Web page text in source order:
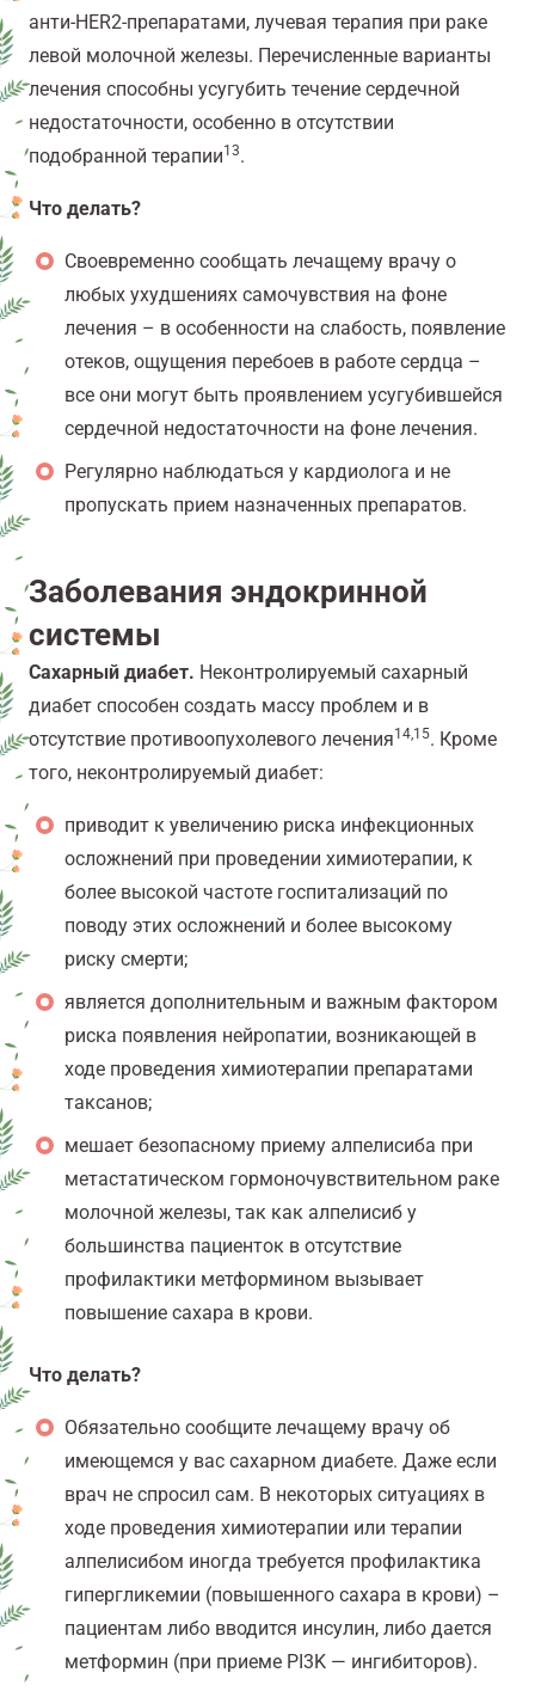
анти-HER2-препаратами, лучевая терапия при раке
левой молочной железы. Перечисленные варианты
лечения способны усугубить течение сердечной
недостаточности, особенно в отсутствии
подобранной терапии13.
Что делать?
Cвоевременно сообщать лечащему врачу о
любых ухудшениях самочувствия на фоне
лечения – в особенности на слабость, появление
отеков, ощущения перебоев в работе сердца –
все они могут быть проявлением усугубившейся
сердечной недостаточности на фоне лечения.
Регулярно наблюдаться у кардиолога и не
пропускать прием назначенных препаратов.
Заболевания эндокринной
системы
Сахарный диабет. Неконтролируемый сахарный
диабет способен создать массу проблем и в
отсутствие противоопухолевого лечения14,15. Кроме
того, неконтролируемый диабет:
приводит к увеличению риска инфекционных
осложнений при проведении химиотерапии, к
более высокой частоте госпитализаций по
поводу этих осложнений и более высокому
риску смерти;
является дополнительным и важным фактором
риска появления нейропатии, возникающей в
ходе проведения химиотерапии препаратами
таксанов;
мешает безопасному приему алпелисиба при
метастатическом гормоночувствительном раке
молочной железы, так как алпелисиб у
большинства пациенток в отсутствие
профилактики метформином вызывает
повышение сахара в крови.
Что делать?
Обязательно сообщите лечащему врачу об
имеющемся у вас сахарном диабете. Даже если
врач не спросил сам. В некоторых ситуациях в
ходе проведения химиотерапии или терапии
алпелисибом иногда требуется профилактика
гипергликемии (повышенного сахара в крови) –
пациентам либо вводится инсулин, либо дается
метформин (при приеме PI3K — ингибиторов).